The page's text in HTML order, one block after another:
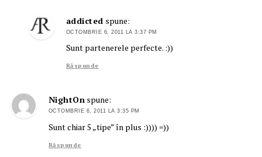
addicted spune:
OCTOMBRIE 6, 2011 LA 3:37 PM
Sunt partenerele perfecte. :))
Răspunde
NightOn spune:
OCTOMBRIE 6, 2011 LA 3:35 PM
Sunt chiar 5 „tipe” în plus :)))) =))
Răspunde